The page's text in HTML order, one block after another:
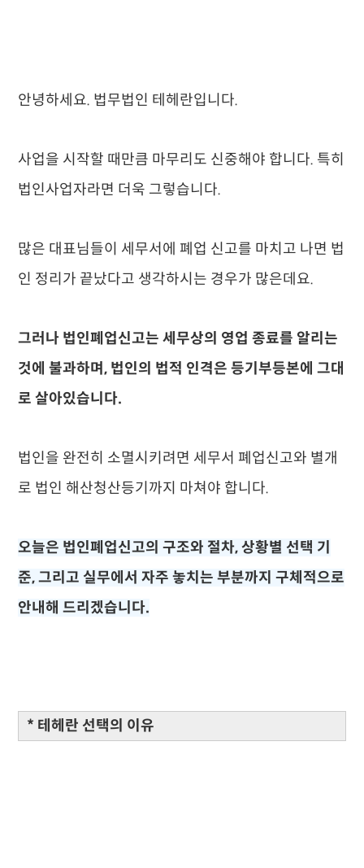
안녕하세요. 법무법인 테헤란입니다.
사업을 시작할 때만큼 마무리도 신중해야 합니다. 특히
법인사업자라면 더욱 그렇습니다.
많은 대표님들이 세무서에 폐업 신고를 마치고 나면 법
인 정리가 끝났다고 생각하시는 경우가 많은데요.
그러나 법인폐업신고는 세무상의 영업 종료를 알리는
것에 불과하며, 법인의 법적 인격은 등기부등본에 그대
로 살아있습니다.
법인을 완전히 소멸시키려면 세무서 폐업신고와 별개
로 법인 해산청산등기까지 마쳐야 합니다.
오늘은 법인폐업신고의 구조와 절차, 상황별 선택 기
준, 그리고 실무에서 자주 놓치는 부분까지 구체적으로
안내해 드리겠습니다.
* 테헤란 선택의 이유